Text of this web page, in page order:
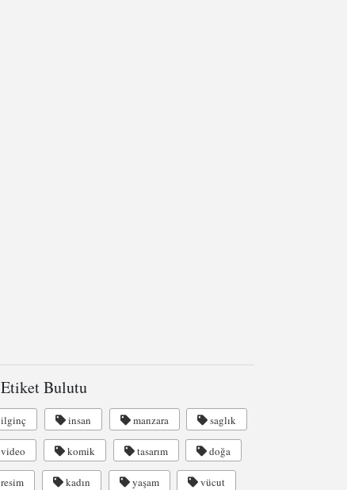
Etiket Bulutu
ilginç insan manzara saglık
video komik tasarım doğa
resim kadın yaşam vücut